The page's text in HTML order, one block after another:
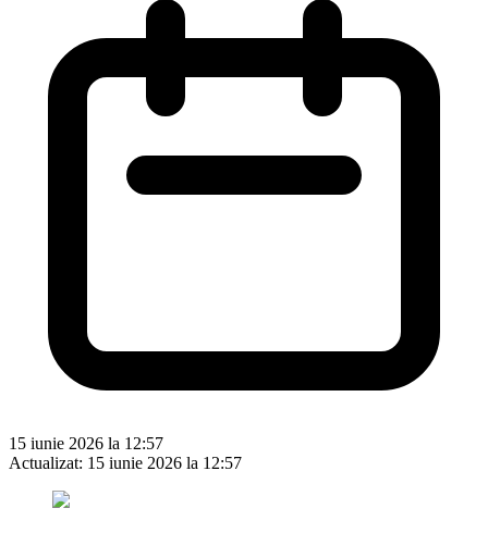
15 iunie 2026 la 12:57
Actualizat: 15 iunie 2026 la 12:57